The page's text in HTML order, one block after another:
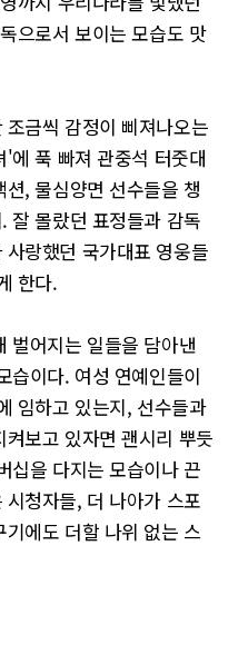
으로서 보이는 모습도 맛
금씩 감정이 삐져나오는
에 푹 빠져 관중석 터줏대
, 물심양면 선수들을 챙
잘 몰랐던 표정들과 감독
랑했던 국가대표 영웅들
한다.
벌어지는 일들을 담아낸
습이다. 여성 연예인들이
임하고 있는지, 선수들과
보고 있자면 괜시리 뿌듯
십을 다지는 모습이나 끈
청자들, 더 나아가 스포
에도 더할 나위 없는 스